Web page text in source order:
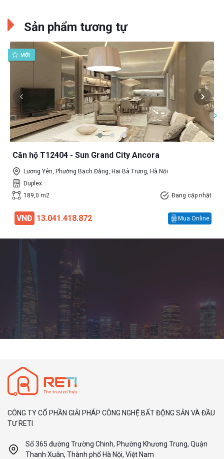
Sản phẩm tương tự
Căn hộ T12404 - Sun Grand City Ancora
Lương Yên, Phường Bạch Đằng, Hai Bà Trưng, Hà Nội
Duplex
189,0 m2
Đang cập nhật
VNĐ 13.041.418.872 Mua Online
CÔNG TY CỔ PHẦN GIẢI PHÁP CÔNG NGHỆ BẤT ĐỘNG SẢN VÀ ĐẦU
TƯ RETI
Số 365 đường Trường Chinh, Phường Khương Trung, Quận
Thanh Xuân, Thành phố Hà Nội, Việt Nam